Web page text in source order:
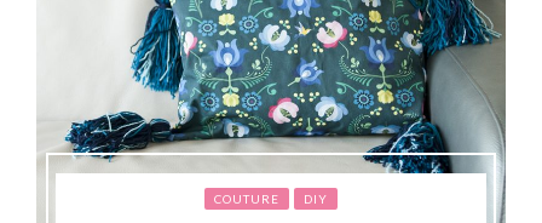
COUTURE DIY